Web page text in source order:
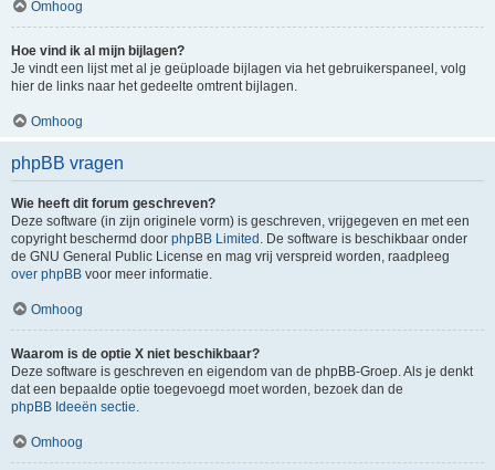
Omhoog
Hoe vind ik al mijn bijlagen?
Je vindt een lijst met al je geüploade bijlagen via het gebruikerspaneel, volg
hier de links naar het gedeelte omtrent bijlagen.
Omhoog
phpBB vragen
Wie heeft dit forum geschreven?
Deze software (in zijn originele vorm) is geschreven, vrijgegeven en met een
copyright beschermd door phpBB Limited . De software is beschikbaar onder
de GNU General Public License en mag vrij verspreid worden, raadpleeg
over phpBB voor meer informatie.
Omhoog
Waarom is de optie X niet beschikbaar?
Deze software is geschreven en eigendom van de phpBB-Groep. Als je denkt
dat een bepaalde optie toegevoegd moet worden, bezoek dan de
phpBB Ideeën sectie.
Omhoog